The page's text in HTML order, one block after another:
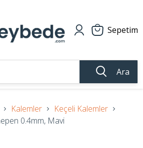
Sepetim
Ara
Kalemler
Keçeli Kalemler
0.4mm, Mavi